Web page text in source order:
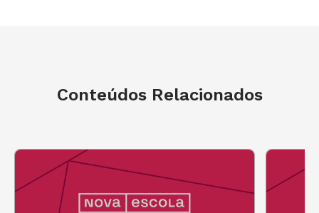
Conteúdos Relacionados